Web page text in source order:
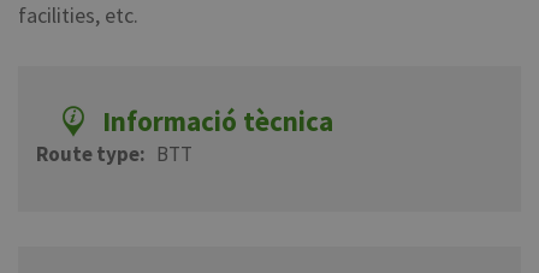
facilities, etc.
Informació tècnica
Route type BTT